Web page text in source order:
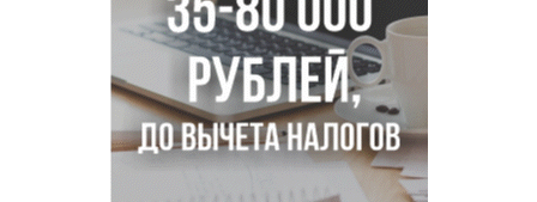
В Новосибирске по КРТ сдали первую очередь
миниполиса «Фора»